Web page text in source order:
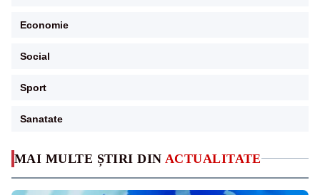
MAI MULTE ȘTIRI DIN ACTUALITATE
Economie
Social
Sport
Sanatate